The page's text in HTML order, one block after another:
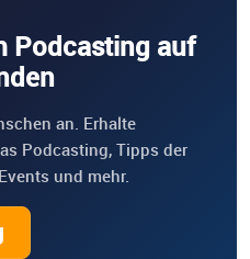
Podcasting auf
an. Erhalte
Podcasting, Tipps der
und mehr.